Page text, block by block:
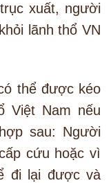
xuất, người
lãnh thổ VN
thể được kéo
Việt Nam nếu
sau: Người
cứu hoặc vì
đi lại được và